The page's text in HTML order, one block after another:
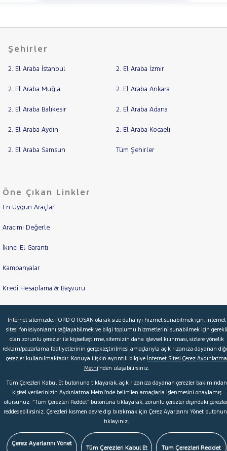
Şehirler
2. El Araba İstanbul 2. El Araba İzmir
2. El Araba Muğla 2. El Araba Ankara
2. El Araba Balıkesir 2. El Araba Adana
2. El Araba Aydın 2. El Araba Kocaeli
2. El Araba Samsun Tüm Şehirler
Öne Çıkan Linkler
En Uygun Araçlar
Aracımı Değerle
İkinci El Garanti
Kampanyalar
Kredi Hesaplama & Başvuru
© 2026 Ford Türkiye Ford Kurumsal Hakkımızda
Şartlar & Kişisel Verilerin Korunması S.S.S. Faydalı Bağlantılar
Çerez Tercihleri
İnternet sitemizde, FORD OTOSAN olarak size daha iyi hizmet sunabilmek için, internet
sitesi fonksiyonlarını sağlayabilmek ve bilgi toplumu hizmetlerini sunabilmek için gerekli
olan zorunlu çerezler ile kişiselleştirme, sitemizin daha işlevsel kılınması, sizlere yönelik
reklam/pazarlama faaliyetlerinin gerçekleştirilmesi amaçlarıyla açık rızanıza dayanan
çerezler kullanılmaktadır. Konuya ilişkin ayrıntılı bilgiye İnternet Sitesi Çerez Aydınlatma
Metni’nden ulaşabilirsiniz.
Tüm Çerezleri Kabul Et butonuna tıklayarak, açık rızanıza dayanan çerezler bakımından
kişisel verilerinizin Aydınlatma Metni’nde belirtilen amaçlarla işlenmesini onaylamış
olursunuz. “Tüm Çerezleri Reddet” butonuna tıklayarak, zorunlu çerezler dışındaki
reddedebilirsiniz. Çerezleri kısmen devre dışı bırakmak için Çerez Ayarlarını Yönet
tıklayınız.
Çerez Ayarlarını Yönet
Tüm Çerezleri Kabul Et Tüm Çerezleri Reddet